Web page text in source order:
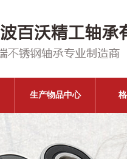
生产物品中心